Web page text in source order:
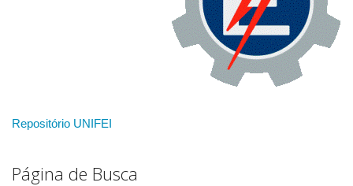
Repositório UNIFEI
Página de Busca